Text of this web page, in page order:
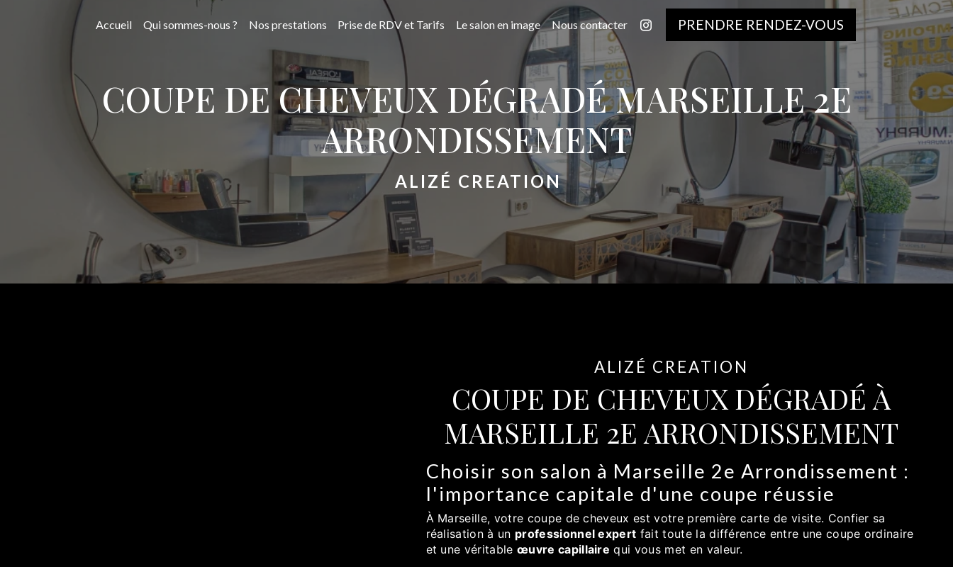
Accueil Qui sommes-nous ? Nos prestations Prise de RDV et Tarifs Le salon en image Nous contacter PRENDRE RENDEZ-VOUS
COUPE DE CHEVEUX DÉGRADÉ MARSEILLE 2E
ARRONDISSEMENT
ALIZÉ CREATION
ALIZÉ CREATION
COUPE DE CHEVEUX DÉGRADÉ À
MARSEILLE 2E ARRONDISSEMENT
Choisir son salon à Marseille 2e Arrondissement :
l'importance capitale d'une coupe réussie
À Marseille, votre coupe de cheveux est votre première carte de visite. Confier sa
réalisation à un professionnel expert fait toute la différence entre une coupe ordinaire
et une véritable œuvre capillaire qui vous met en valeur.
Panneau de gestion des cookies